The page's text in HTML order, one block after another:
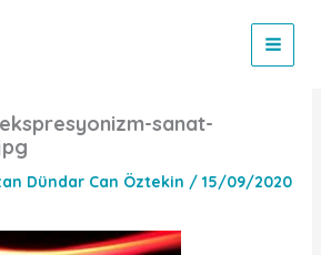
sanat-
Dündar Can Öztekin / 15/09/2020